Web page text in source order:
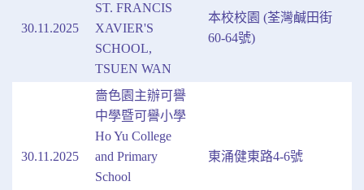
30.11.2025
ST. FRANCIS
XAVIER'S
SCHOOL,
TSUEN WAN
本校校園 (荃灣鹹田街
60-64號)
30.11.2025
嗇色園主辦可譽
中學暨可譽小學
Ho Yu College
and Primary
School
東涌健東路4-6號